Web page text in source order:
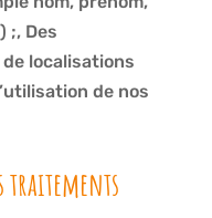
;, Des
localisations
de nos
traitements